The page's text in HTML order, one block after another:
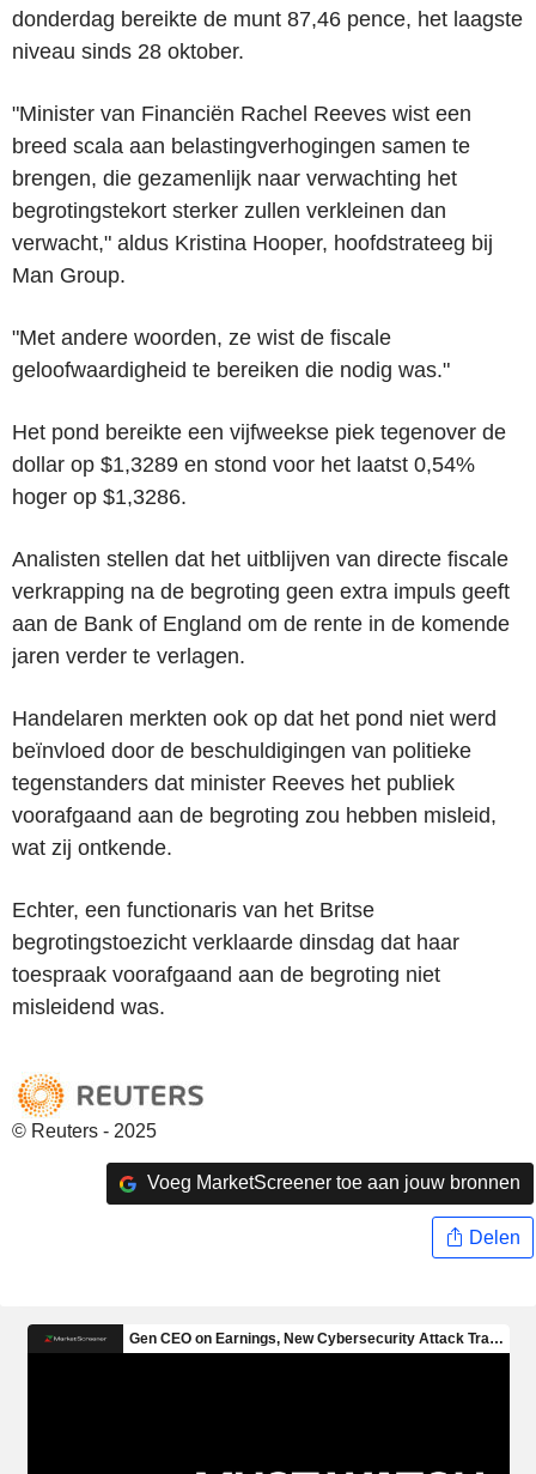
donderdag bereikte de munt 87,46 pence, het laagste
niveau sinds 28 oktober.
"Minister van Financiën Rachel Reeves wist een
breed scala aan belastingverhogingen samen te
brengen, die gezamenlijk naar verwachting het
begrotingstekort sterker zullen verkleinen dan
verwacht," aldus Kristina Hooper, hoofdstrateeg bij
Man Group.
"Met andere woorden, ze wist de fiscale
geloofwaardigheid te bereiken die nodig was."
Het pond bereikte een vijfweekse piek tegenover de
dollar op $1,3289 en stond voor het laatst 0,54%
hoger op $1,3286.
Analisten stellen dat het uitblijven van directe fiscale
verkrapping na de begroting geen extra impuls geeft
aan de Bank of England om de rente in de komende
jaren verder te verlagen.
Handelaren merkten ook op dat het pond niet werd
beïnvloed door de beschuldigingen van politieke
tegenstanders dat minister Reeves het publiek
voorafgaand aan de begroting zou hebben misleid,
wat zij ontkende.
Echter, een functionaris van het Britse
begrotingstoezicht verklaarde dinsdag dat haar
toespraak voorafgaand aan de begroting niet
misleidend was.
© Reuters - 2025
Voeg MarketScreener toe aan jouw bronnen
Delen